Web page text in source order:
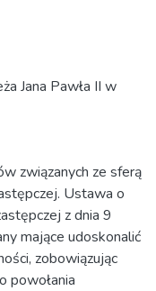
Jana Pawła II w
związanych ze sferą
Ustawa o
z dnia 9
mające udoskonalić
zobowiązując
powołania